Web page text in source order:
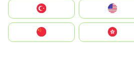
United States
中國香港特別行政區